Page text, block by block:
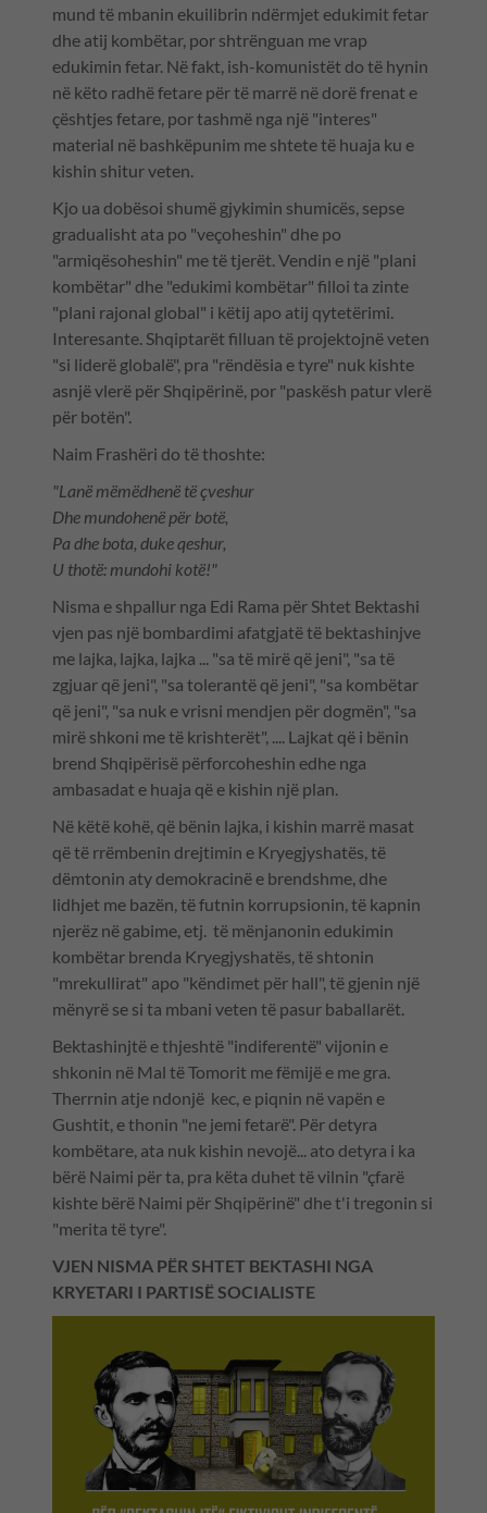
mund të mbanin ekuilibrin ndërmjet edukimit fetar
dhe atij kombëtar, por shtrënguan me vrap
edukimin fetar. Në fakt, ish-komunistët do të hynin
në këto radhë fetare për të marrë në dorë frenat e
çështjes fetare, por tashmë nga një "interes"
material në bashkëpunim me shtete të huaja ku e
kishin shitur veten.
Kjo ua dobësoi shumë gjykimin shumicës, sepse
gradualisht ata po "veçoheshin" dhe po
"armiqësoheshin" me të tjerët. Vendin e një "plani
kombëtar" dhe "edukimi kombëtar" filloi ta zinte
"plani rajonal global" i këtij apo atij qytetërimi.
Interesante. Shqiptarët filluan të projektojnë veten
"si liderë globalë", pra "rëndësia e tyre" nuk kishte
asnjë vlerë për Shqipërinë, por "paskësh patur vlerë
për botën".
Naim Frashëri do të thoshte:
"Lanë mëmëdhenë të çveshur
Dhe mundohenë për botë,
Pa dhe bota, duke qeshur,
U thotë: mundohi kotë!"
Nisma e shpallur nga Edi Rama për Shtet Bektashi
vjen pas një bombardimi afatgjatë të bektashinjve
me lajka, lajka, lajka ... "sa të mirë që jeni", "sa të
zgjuar që jeni", "sa tolerantë që jeni", "sa kombëtar
që jeni", "sa nuk e vrisni mendjen për dogmën", "sa
mirë shkoni me të krishterët", .... Lajkat që i bënin
brend Shqipërisë përforcoheshin edhe nga
ambasadat e huaja që e kishin një plan.
Në këtë kohë, që bënin lajka, i kishin marrë masat
që të rrëmbenin drejtimin e Kryegjyshatës, të
dëmtonin aty demokracinë e brendshme, dhe
lidhjet me bazën, të futnin korrupsionin, të kapnin
njerëz në gabime, etj. të mënjanonin edukimin
kombëtar brenda Kryegjyshatës, të shtonin
"mrekullirat" apo "këndimet për hall", të gjenin një
mënyrë se si ta mbani veten të pasur baballarët.
Bektashinjtë e thjeshtë "indiferentë" vijonin e
shkonin në Mal të Tomorit me fëmijë e me gra.
Therrnin atje ndonjë kec, e piqnin në vapën e
Gushtit, e thonin "ne jemi fetarë". Për detyra
kombëtare, ata nuk kishin nevojë... ato detyra i ka
bërë Naimi për ta, pra këta duhet të vilnin "çfarë
kishte bërë Naimi për Shqipërinë" dhe t'i tregonin si
"merita të tyre".
VJEN NISMA PËR SHTET BEKTASHI NGA
KRYETARI I PARTISË SOCIALISTE